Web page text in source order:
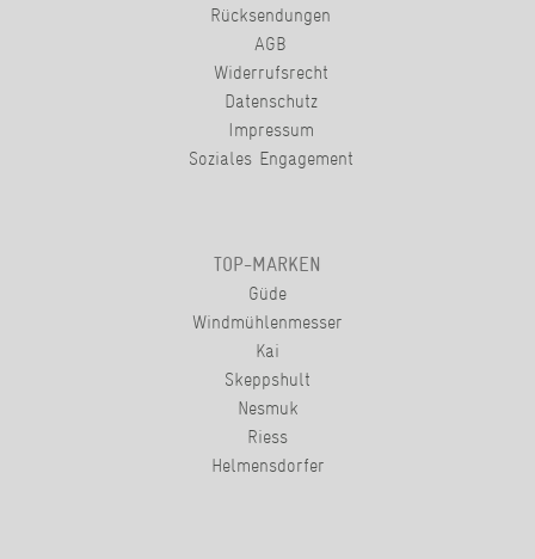
Rücksendungen
AGB
Widerrufsrecht
Datenschutz
Impressum
Soziales Engagement
TOP-MARKEN
Güde
Windmühlenmesser
Kai
Skeppshult
Nesmuk
Riess
Helmensdorfer